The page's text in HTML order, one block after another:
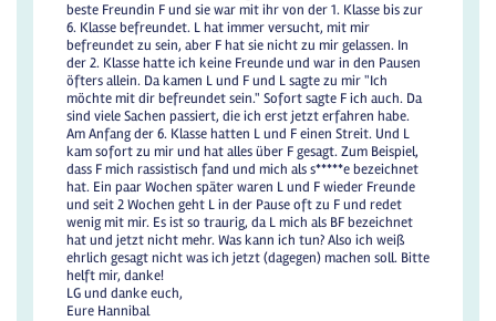
beste Freundin F und sie war mit ihr von der 1. Klasse bis zur
6. Klasse befreundet. L hat immer versucht, mit mir
befreundet zu sein, aber F hat sie nicht zu mir gelassen. In
der 2. Klasse hatte ich keine Freunde und war in den Pausen
öfters allein. Da kamen L und F und L sagte zu mir "Ich
möchte mit dir befreundet sein." Sofort sagte F ich auch. Da
sind viele Sachen passiert, die ich erst jetzt erfahren habe.
Am Anfang der 6. Klasse hatten L und F einen Streit. Und L
kam sofort zu mir und hat alles über F gesagt. Zum Beispiel,
dass F mich rassistisch fand und mich als s*****e bezeichnet
hat. Ein paar Wochen später waren L und F wieder Freunde
und seit 2 Wochen geht L in der Pause oft zu F und redet
wenig mit mir. Es ist so traurig, da L mich als BF bezeichnet
hat und jetzt nicht mehr. Was kann ich tun? Also ich weiß
ehrlich gesagt nicht was ich jetzt (dagegen) machen soll. Bitte
helft mir, danke!
LG und danke euch,
Eure Hannibal